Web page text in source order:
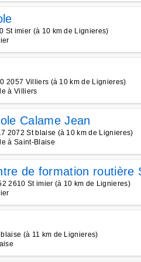
St imier (à 10 km de Lignieres)
2057 Villiers (à 10 km de Lignieres)
à Villiers
Calame Jean
2072 St blaise (à 10 km de Lignieres)
à Saint-Blaise
de formation routière
2610 St imier (à 10 km de Lignieres)
(à 11 km de Lignieres)